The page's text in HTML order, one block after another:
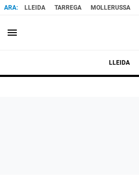
LLEIDA TARREGA MOLLERUSSA
menu
LLEIDA